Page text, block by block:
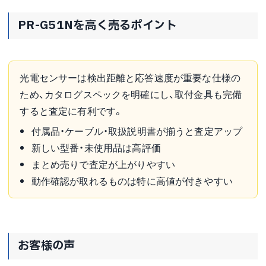
PR-G51Nを高く売るポイント
光電センサーは検出距離と応答速度が重要な仕様の
ため、カタログスペックを明確にし、取付金具も完備
すると査定に有利です。
付属品・ケーブル・取扱説明書が揃うと査定アップ
新しい型番・未使用品は高評価
まとめ売りで査定が上がりやすい
動作確認が取れるものは特に高値が付きやすい
お客様の声